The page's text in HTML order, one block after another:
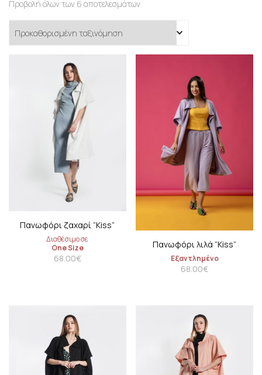
Προβολή όλων των 6 αποτελεσμάτων
Πανωφόρι ζαχαρί “Kiss”
Διαθέσιμο σε
One Size
68.00€
Πανωφόρι λιλά “Kiss”
Εξαντλημένο
68.00€